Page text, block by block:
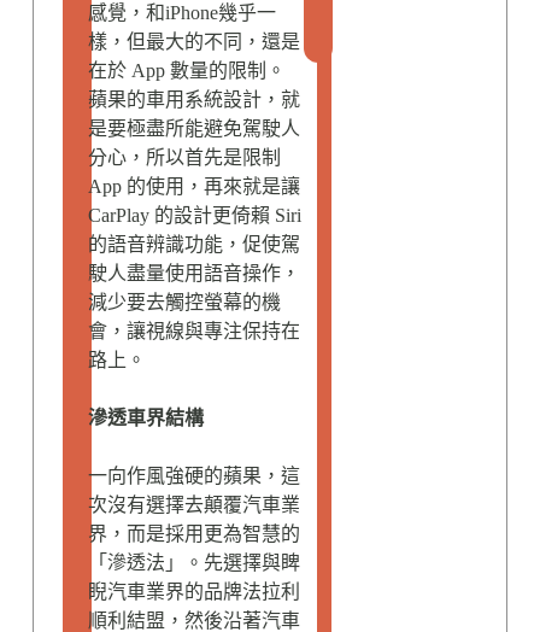
感覺，和iPhone幾乎一
樣，但最大的不同，還是
在於 App 數量的限制。
蘋果的車用系統設計，就
是要極盡所能避免駕駛人
分心，所以首先是限制
App 的使用，再來就是讓
CarPlay 的設計更倚賴 Siri
的語音辨識功能，促使駕
駛人盡量使用語音操作，
減少要去觸控螢幕的機
會，讓視線與專注保持在
路上。
滲透車界結構
一向作風強硬的蘋果，這
次沒有選擇去顛覆汽車業
界，而是採用更為智慧的
「滲透法」。先選擇與睥
睨汽車業界的品牌法拉利
順利結盟，然後沿著汽車